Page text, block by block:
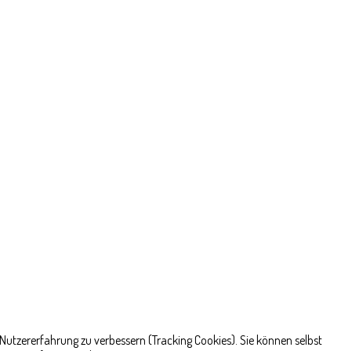
zu verbessern (Tracking Cookies). Sie können selbst